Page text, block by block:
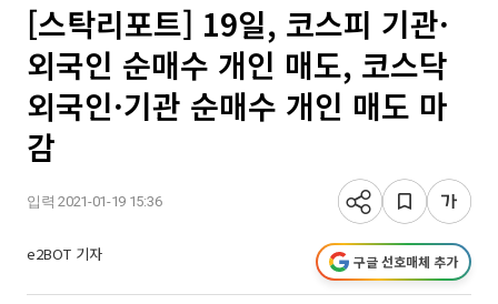
[스탁리포트] 19일, 코스피 기관·
외국인 순매수 개인 매도, 코스닥
외국인·기관 순매수 개인 매도 마
감
입력 2021-01-19 15:36
e2BOT 기자 구글 선호매체 추가